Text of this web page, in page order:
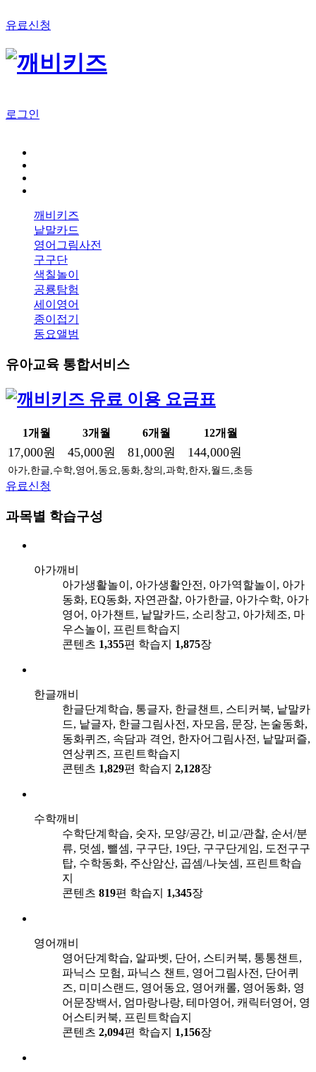
유료신청
로그인
깨비키즈
낱말카드
영어그림사전
구구단
색칠놀이
공룡탐험
세이영어
종이접기
동요앨범
유아교육 통합서비스
1개월 3개월 6개월 12개월
17,000원 45,000원 81,000원 144,000원
아가,한글,수학,영어,동요,동화,창의,과학,한자,월드,초등
유료신청
과목별 학습구성
아가깨비
아가생활놀이, 아가생활안전, 아가역할놀이, 아가
동화, EQ동화, 자연관찰, 아가한글, 아가수학, 아가
영어, 아가챈트, 낱말카드, 소리창고, 아가체조, 마
우스놀이, 프린트학습지
콘텐츠 1,355편 학습지 1,875장
한글깨비
한글단계학습, 통글자, 한글챈트, 스티커북, 낱말카
드, 낱글자, 한글그림사전, 자모음, 문장, 논술동화,
동화퀴즈, 속담과 격언, 한자어그림사전, 낱말퍼즐,
연상퀴즈, 프린트학습지
콘텐츠 1,829편 학습지 2,128장
수학깨비
수학단계학습, 숫자, 모양/공간, 비교/관찰, 순서/분
류, 덧셈, 뺄셈, 구구단, 19단, 구구단게임, 도전구구
탑, 수학동화, 주산암산, 곱셈/나눗셈, 프린트학습
지
콘텐츠 819편 학습지 1,345장
영어깨비
영어단계학습, 알파벳, 단어, 스티커북, 통통챈트,
파닉스 모험, 파닉스 챈트, 영어그림사전, 단어퀴
즈, 미미스랜드, 영어동요, 영어캐롤, 영어동화, 영
어문장백서, 엄마랑나랑, 테마영어, 캐릭터영어, 영
어스티커북, 프린트학습지
콘텐츠 2,094편 학습지 1,156장